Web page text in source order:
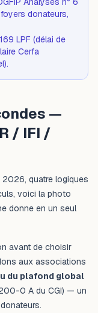
donateurs,
LPF (délai de
Cerfa
—
/ IFI /
quatre logiques
voici la photo
donne en un seul
avant de choisir
aux associations
du plafond global
0 A du CGI) — un